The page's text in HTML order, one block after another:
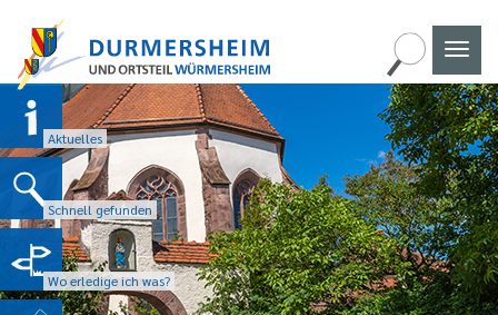
Aktuelles
Schnell gefunden
Wo erledige ich was?